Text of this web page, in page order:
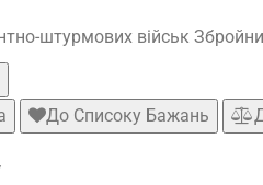
штурмових військ
До Списоку Бажань